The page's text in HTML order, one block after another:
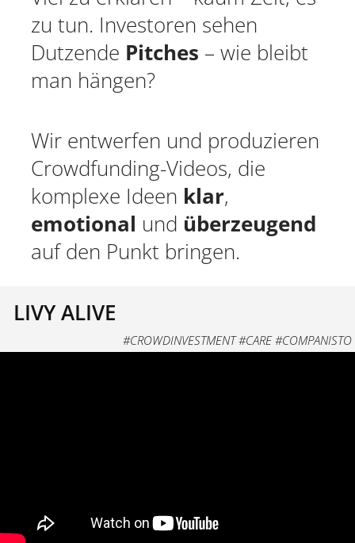
zu tun. Investoren sehen
Dutzende Pitches – wie bleibt
man hängen?
Wir entwerfen und produzieren
Crowdfunding-Videos, die
komplexe Ideen klar,
emotional und überzeugend
auf den Punkt bringen.
LIVY ALIVE
#CROWDINVESTMENT #CARE #COMPANISTO